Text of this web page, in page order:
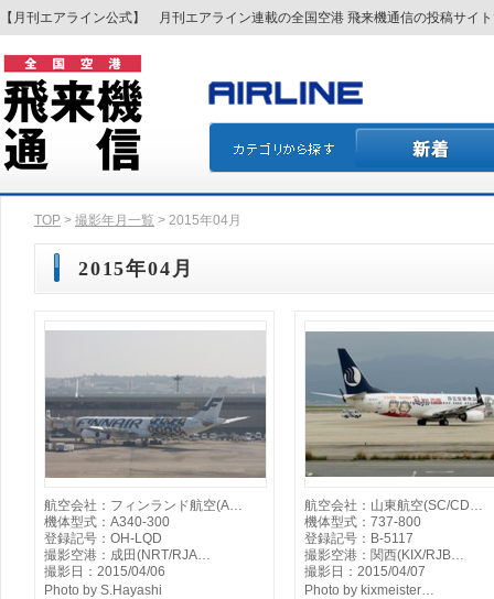
【月刊エアライン公式】 月刊エアライン連載の全国空港 飛来機通信の投稿サイ
TOP > 撮影年月一覧 > 2015年04月
2015年04月
航空会社：フィンランド航空(A…
機体型式：A340-300
登録記号：OH-LQD
撮影空港：成田(NRT/RJA…
撮影日：2015/04/06
Photo by S.Hayashi
航空会社：山東航空(SC/CD…
機体型式：737-800
登録記号：B-5117
撮影空港：関西(KIX/RJB…
撮影日：2015/04/07
Photo by kixmeister…